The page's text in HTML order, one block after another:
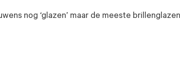
nog ‘glazen’ maar de meeste